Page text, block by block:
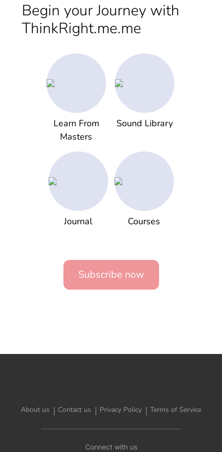
Begin your Journey with
ThinkRight.me.me
Learn From
Masters
Sound Library
Journal Courses
Subscribe now
About us Contact us Privacy Policy Terms of Service
Connect with us